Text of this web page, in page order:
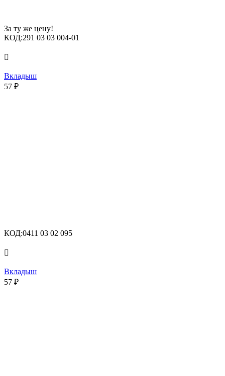
За ту же цену!
КОД:291 03 03 004-01

Вкладыш
57 ₽
КОД:0411 03 02 095

Вкладыш
57 ₽